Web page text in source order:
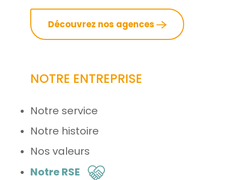
Découvrez nos agences
NOTRE ENTREPRISE
Notre service
Notre histoire
Nos valeurs
Notre RSE